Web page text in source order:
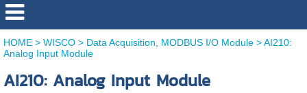
HOME> WISCO> Data Acquisition, MODBUS I/O Module>AI210:
Analog Input Module
AI210: Analog Input Module